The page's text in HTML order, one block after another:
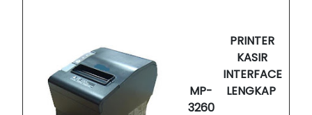
MP-
3260
PRINTER
KASIR
INTERFACE
LENGKAP